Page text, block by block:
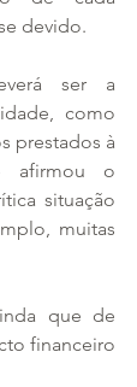
devido.
ser a
como
prestados à
afirmou o
situação
muitas
que de
financeiro